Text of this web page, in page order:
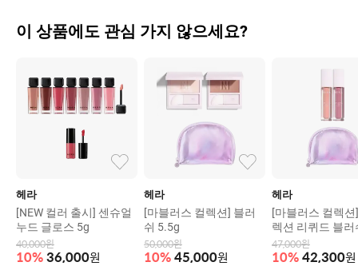
이 상품에도 관심 가지 않으세요?
헤라
[NEW 컬러 출시] 센슈얼
누드 글로스 5g
40,000원
10% 36,000원
헤라
[마블러스 컬렉션] 블러
쉬 5.5g
50,000원
10% 45,000원
헤라
[마블러스 컬렉
렉션 리퀴드 블
47,000원
10% 42,300원